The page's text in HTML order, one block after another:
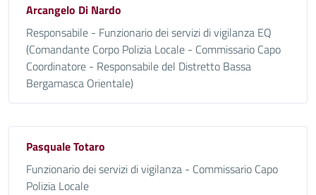
Arcangelo Di Nardo
Responsabile - Funzionario dei servizi di vigilanza EQ
(Comandante Corpo Polizia Locale - Commissario Capo
Coordinatore - Responsabile del Distretto Bassa
Bergamasca Orientale)
Pasquale Totaro
Funzionario dei servizi di vigilanza - Commissario Capo
Polizia Locale